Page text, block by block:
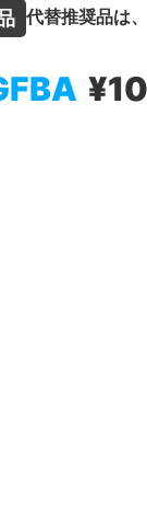
代替推奨品は